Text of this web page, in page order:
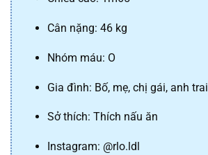
Cân nặng: 46 kg
Nhóm máu: O
Gia đình: Bố, mẹ, chị gái, anh trai
Sở thích: Thích nấu ăn
Instagram: @rlo.ldl